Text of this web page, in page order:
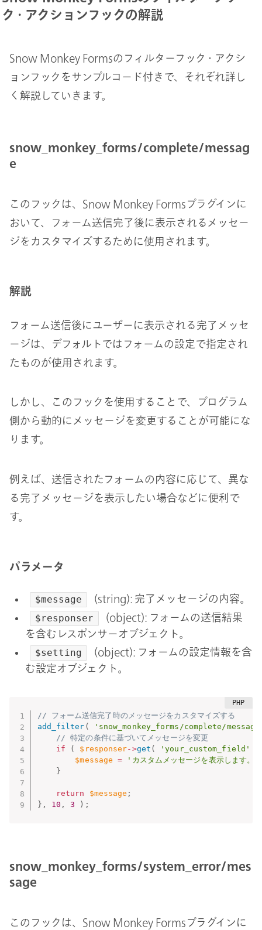
ク・アクションフックの解説
Snow Monkey Formsのフィルターフック・アクシ
ョンフックをサンプルコード付きで、それぞれ詳し
く解説していきます。
snow_monkey_forms/complete/messag
e
このフックは、Snow Monkey Formsプラグインに
おいて、フォーム送信完了後に表示されるメッセー
ジをカスタマイズするために使用されます。
解説
フォーム送信後にユーザーに表示される完了メッセ
ージは、デフォルトではフォームの設定で指定され
たものが使用されます。
しかし、このフックを使用することで、プログラム
側から動的にメッセージを変更することが可能にな
ります。
例えば、送信されたフォームの内容に応じて、異な
る完了メッセージを表示したい場合などに便利で
す。
パラメータ
$message (string): 完了メッセージの内容。
$responser
(object): フォームの送信結果
を含むレスポンサーオブジェクト。
$setting
(object): フォームの設定情報を含
む設定オブジェクト。
// フォーム送信完了時のメッセージをカスタマイズする
add_filter (
'snow_monkey_forms/complete/
// 特定の条件に基づいてメッセージを変更
if
( $responser- >get ( 'your_custom_field'
$message
= 'カスタムメッセージを表示します。'
}
return $message ;
} , 10 , 3 ) ;
snow_monkey_forms/system_error/mes
sage
このフックは、Snow Monkey Formsプラグインに